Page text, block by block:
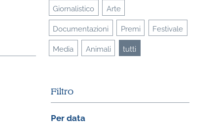
Giornalistico Arte
Documentazioni Premi Festivale
Media Animali tutti
Filtro
Per data